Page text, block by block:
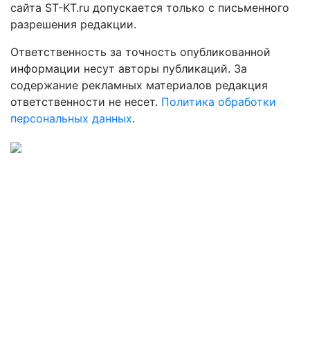
сайта ST-KT.ru допускается только с письменного
разрешения редакции.
Ответственность за точность опубликованной
информации несут авторы публикаций. За
содержание рекламных материалов редакция
ответственности не несет. Политика обработки
персональных данных.